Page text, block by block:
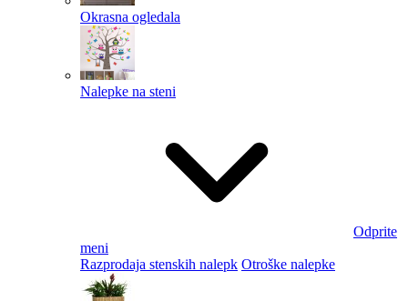
Okrasna ogledala
Nalepke na steni
Odprite
meni
Razprodaja stenskih nalepk Otroške nalepke